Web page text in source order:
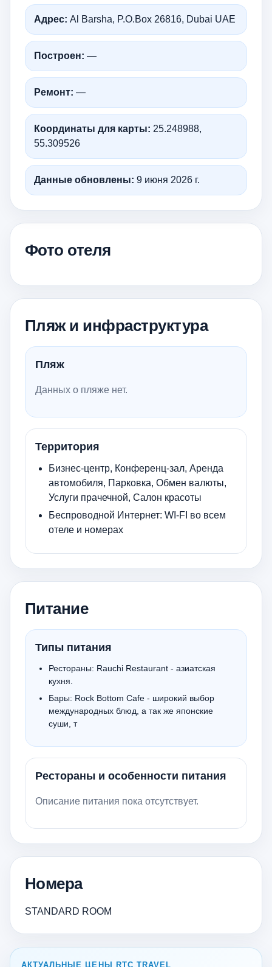
Адрес: Al Barsha, P.O.Box 26816, Dubai UAE
Построен: —
Ремонт: —
Координаты для карты: 25.248988,
55.309526
Данные обновлены: 9 июня 2026 г.
Фото отеля
Пляж и инфраструктура
Пляж
Данных о пляже нет.
Территория
Бизнес-центр, Конференц-зал, Аренда
автомобиля, Парковка, Обмен валюты,
Услуги прачечной, Салон красоты
Беспроводной Интернет: WI-FI во всем
отеле и номерах
Питание
Типы питания
Рестораны: Rauchi Restaurant - азиатская
кухня.
Бары: Rock Bottom Cafe - широкий выбор
международных блюд, а так же японские
суши, т
Рестораны и особенности питания
Описание питания пока отсутствует.
Номера
STANDARD ROOM
АКТУАЛЬНЫЕ ЦЕНЫ RTC TRAVEL